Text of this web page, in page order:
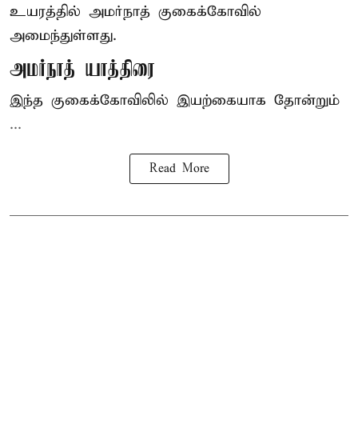
உயரத்தில் அமர்நாத் குகைக்கோவில்
அமைந்துள்ளது.
அமர்நாத் யாத்திரை
இந்த குகைக்கோவிலில் இயற்கையாக தோன்றும்
...
Read More